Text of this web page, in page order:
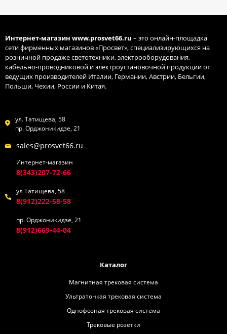
Интернет-магазин www.prosvet66.ru – это онлайн-площадка
сети фирменных магазинов «Просвет», специализирующихся на
розничной продаже светотехники, электрооборудования,
кабельно-проводниковой и электроустановочной продукции от
ведущих производителей Италии, Германии, Австрии, Бельгии,
Польши, Чехии, России и Китая.
ул. Татищева, 58
пр. Орджоникидзе, 21
sales@prosvet66.ru
Интернет-магазин
8(343)207-72-66
ул Татищева, 58
8(912)222-58-58
пр. Орджоникидзе, 21
8(912)669-44-04
Каталог
Магнитная трековая система
Ультратонкая трековая система
Однофозная трековая система
Трековые розетки